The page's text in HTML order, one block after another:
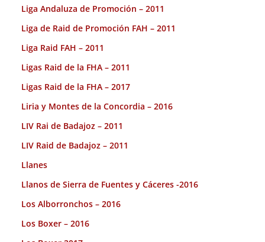
Liga Andaluza de Promoción – 2011
Liga de Raid de Promoción FAH – 2011
Liga Raid FAH – 2011
Ligas Raid de la FHA – 2011
Ligas Raid de la FHA – 2017
Liria y Montes de la Concordia – 2016
LIV Rai de Badajoz – 2011
LIV Raid de Badajoz – 2011
Llanes
Llanos de Sierra de Fuentes y Cáceres -2016
Los Alborronchos – 2016
Los Boxer – 2016